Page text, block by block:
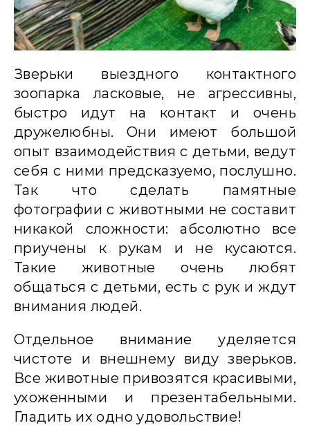
Зверьки выездного контактного
зоопарка ласковые, не агрессивны,
быстро идут на контакт и очень
дружелюбны. Они имеют большой
опыт взаимодействия с детьми, ведут
себя с ними предсказуемо, послушно.
Так что сделать памятные
фотографии с животными не составит
никакой сложности: абсолютно все
приучены к рукам и не кусаются.
Такие животные очень любят
общаться с детьми, есть с рук и ждут
внимания людей.
Отдельное внимание уделяется
чистоте и внешнему виду зверьков.
Все животные привозятся красивыми,
ухоженными и презентабельными.
Гладить их одно удовольствие!